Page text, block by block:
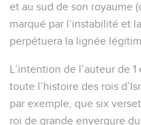
et au sud de son royaume
marqué par l’instabilité et
perpétuera la lignée
L’intention de l’auteur de
toute l’histoire des rois
par exemple, que six
roi de grande envergure